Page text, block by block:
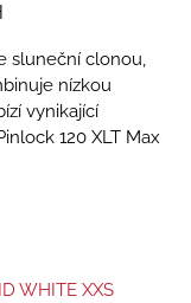
sluneční clonou,
nízkou
vynikající
120 XLT Max
WHITE XXS